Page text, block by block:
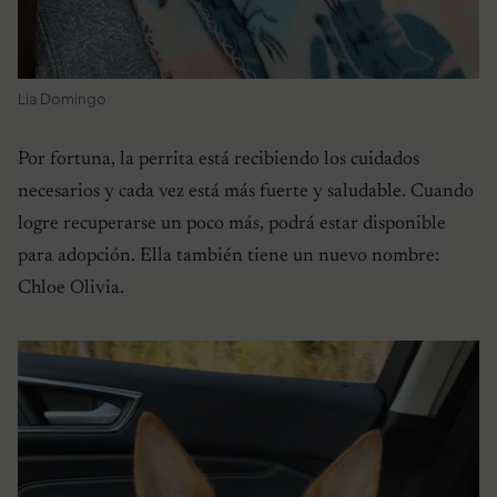
Lia Domingo
Por fortuna, la perrita está recibiendo los cuidados
necesarios y cada vez está más fuerte y saludable. Cuando
logre recuperarse un poco más, podrá estar disponible
para adopción. Ella también tiene un nuevo nombre:
Chloe Olivia.